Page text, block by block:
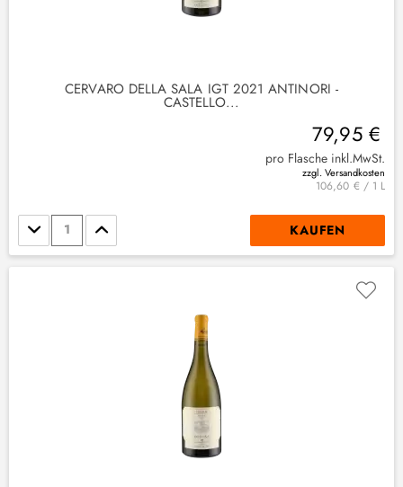
CERVARO DELLA SALA IGT 2021 ANTINORI -
CASTELLO...
79,95 €
pro Flasche inkl.MwSt.
zzgl. Versandkosten
106,60 € / 1 L
Stückzahl KAUFEN